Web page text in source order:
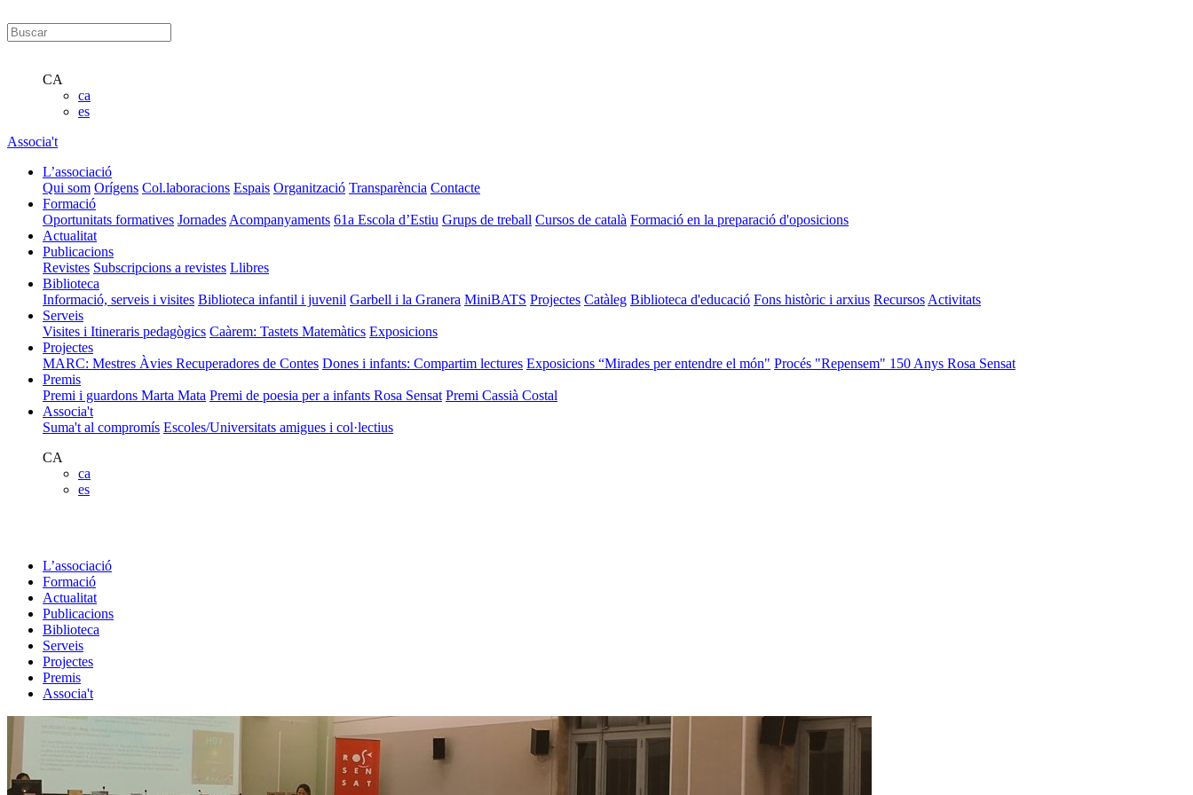
CA
ca
es
Associa't
L’associació
Qui som Orígens Col.laboracions Espais Organització Transparència Contacte
Formació
Oportunitats formatives Jornades Acompanyaments 61a Escola d’Estiu Grups de treball Cursos de català Formació en la preparació d'oposicions
Actualitat
Publicacions
Revistes Subscripcions a revistes Llibres
Biblioteca
Informació, serveis i visites Biblioteca infantil i juvenil Garbell i la Granera MiniBATS Projectes Catàleg Biblioteca d'educació Fons històric i arxius Recursos Activitats
Serveis
Visites i Itineraris pedagògics Caàrem: Tastets Matemàtics Exposicions
Projectes
MARC: Mestres Àvies Recuperadores de Contes Dones i infants: Compartim lectures Exposicions “Mirades per entendre el món" Procés "Repensem" 150 Anys Rosa Sensat
Premis
Premi i guardons Marta Mata Premi de poesia per a infants Rosa Sensat Premi Cassià Costal
Associa't
Suma't al compromís Escoles/Universitats amigues i col·lectius
CA
ca
es
L’associació
Formació
Actualitat
Publicacions
Biblioteca
Serveis
Projectes
Premis
Associa't